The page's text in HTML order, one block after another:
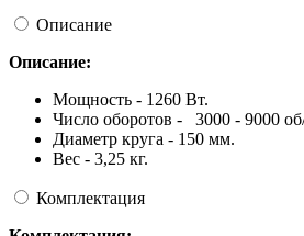
Описание
Описание:
Мощность - 1260 Вт.
Число оборотов - 3000 - 9000
Диаметр круга - 150 мм.
Вес - 3,25 кг.
Комплектация